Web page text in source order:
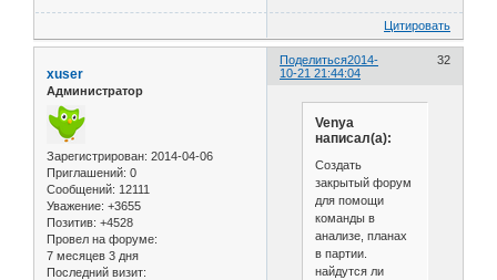
Цитировать
Поделиться 32
2014-
10-21 21:44:04
xuser
Администратор
Зарегистрирован: 2014-04-06
Приглашений: 0
Сообщений: 12111
Уважение: +3655
Позитив: +4528
Провел на форуме:
7 месяцев 3 дня
Последний визит:
Venya
написал(а):
Создать
закрытый форум
для помощи
команды в
анализе, планах
в партии.
найдутся ли